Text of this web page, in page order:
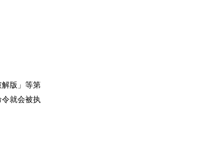
版」等第
就会被执